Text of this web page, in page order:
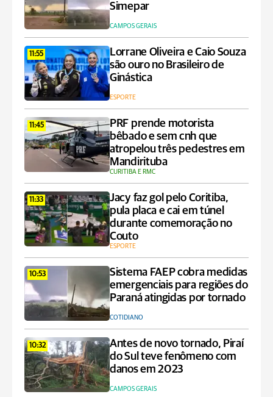
Simepar
CAMPOS GERAIS
11:55
Lorrane Oliveira e Caio Souza
são ouro no Brasileiro de
Ginástica
ESPORTE
11:45
PRF prende motorista
bêbado e sem cnh que
atropelou três pedestres em
Mandirituba
CURITIBA E RMC
11:33
Jacy faz gol pelo Coritiba,
pula placa e cai em túnel
durante comemoração no
Couto
ESPORTE
10:53
Sistema FAEP cobra medidas
emergenciais para regiões do
Paraná atingidas por tornado
COTIDIANO
10:32
Antes de novo tornado, Piraí
do Sul teve fenômeno com
danos em 2023
CAMPOS GERAIS